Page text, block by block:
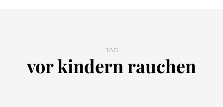
TAG
vor kindern rauchen